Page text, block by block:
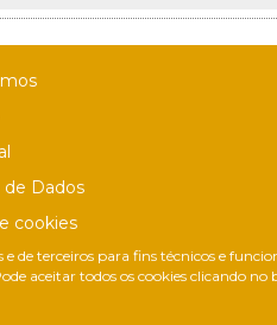
e de terceiros para fins técnicos e
aceitar todos os cookies clicando
de Dados
cookies
Privacidade Nas Redes Sociais